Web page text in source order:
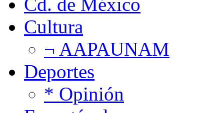
Cultura
¬ AAPAUNAM
Deportes
* Opinión